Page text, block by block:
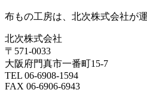
布もの工房は、北次株式会社が
北次株式会社
〒571-0033
大阪府門真市一番町15-7
TEL 06-6908-1594
FAX 06-6906-6943